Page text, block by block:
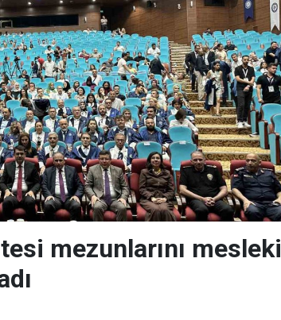
mezunlarını mesleki